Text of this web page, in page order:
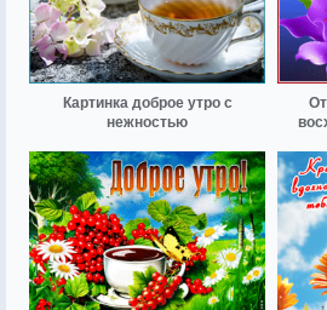
Картинка доброе утро с
нежностью